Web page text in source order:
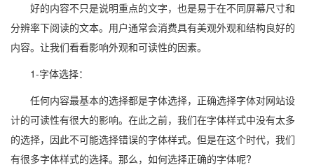
好的内容不只是说明重点的文字，也是易于在不同屏幕尺寸和
分辨率下阅读的文本。用户通常会消费具有美观外观和结构良好的
内容。让我们看看影响外观和可读性的因素。
1-字体选择：
任何内容最基本的选择都是字体选择，正确选择字体对网站设
计的可读性有很大的影响。在此之前，我们在字体样式中没有太多
的选择，因此不可能选择错误的字体样式。但是在这个时代，我们
有很多字体样式的选择。那么，如何选择正确的字体呢?